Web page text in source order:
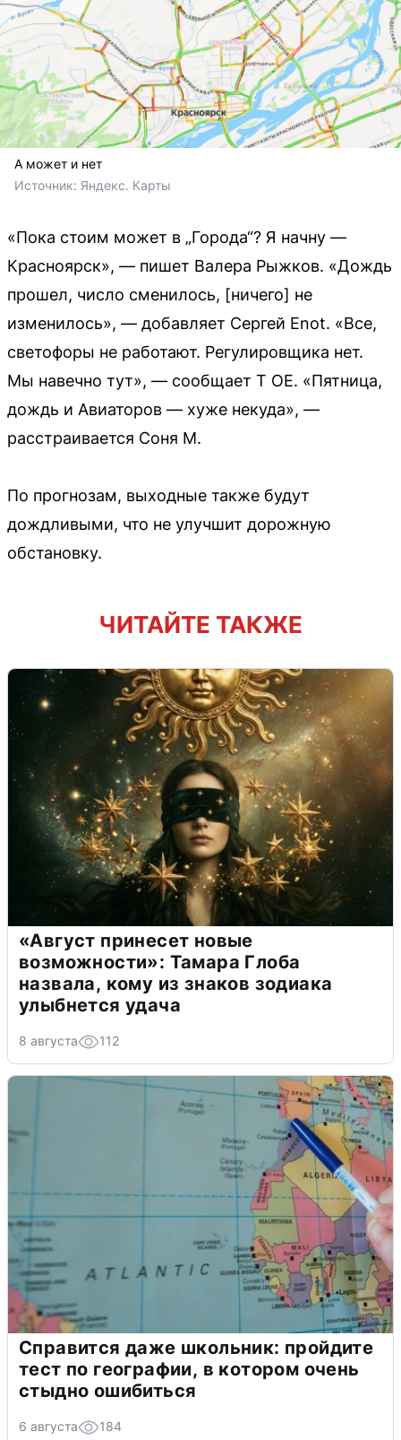
А может и нет
Источник: Яндекс. Карты
«Пока стоим может в „Города“? Я начну —
Красноярск», — пишет Валера Рыжков. «Дождь
прошел, число сменилось, [ничего] не
изменилось», — добавляет Сергей Enot. «Все,
светофоры не работают. Регулировщика нет.
Мы навечно тут», — сообщает T OE. «Пятница,
дождь и Авиаторов — хуже некуда», —
расстраивается Соня М.
По прогнозам, выходные также будут
дождливыми, что не улучшит дорожную
обстановку.
ЧИТАЙТЕ ТАКЖЕ
«Август принесет новые
возможности»: Тамара Глоба
назвала, кому из знаков зодиака
улыбнется удача
8 августа 112
Справится даже школьник: пройдите
тест по географии, в котором очень
стыдно ошибиться
6 августа 184